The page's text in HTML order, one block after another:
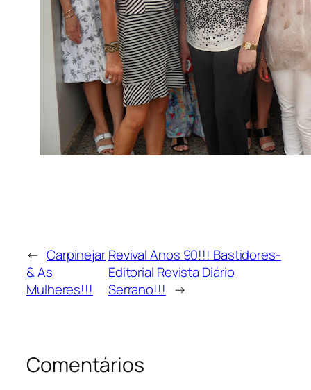
← Carpinejar
& As
Mulheres!!!
Revival Anos 90!!! Bastidores-
Editorial Revista Diário
Serrano!!! →
Comentários